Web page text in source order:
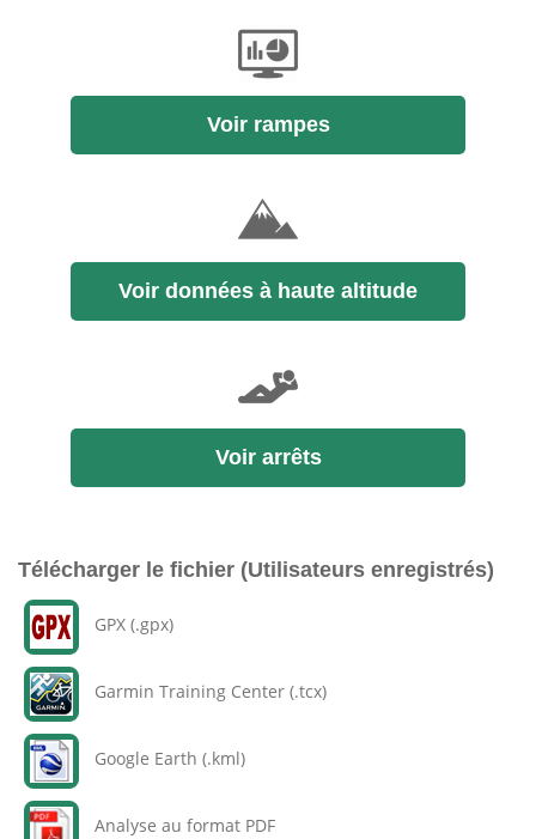
Voir rampes
Voir données à haute altitude
Voir arrêts
Télécharger le fichier (Utilisateurs enregistrés)
GPX (.gpx)
Garmin Training Center (.tcx)
Google Earth (.kml)
Analyse au format PDF